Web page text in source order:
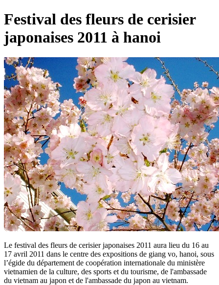
Festival des fleurs de cerisier
japonaises 2011 à hanoi
Le festival des fleurs de cerisier japonaises 2011 aura lieu du 16 au
17 avril 2011 dans le centre des expositions de giang vo, hanoi, sous
l’égide du département de coopération internationale du ministère
vietnamien de la culture, des sports et du tourisme, de l'ambassade
du vietnam au japon et de l'ambassade du japon au vietnam.